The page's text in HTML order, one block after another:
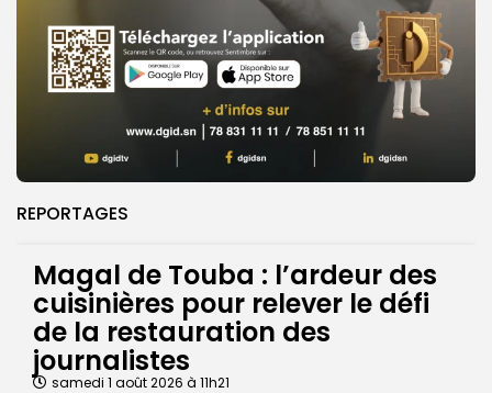
REPORTAGES
Magal de Touba : l’ardeur des
cuisinières pour relever le défi
de la restauration des
journalistes
samedi 1 août 2026 à 11h21